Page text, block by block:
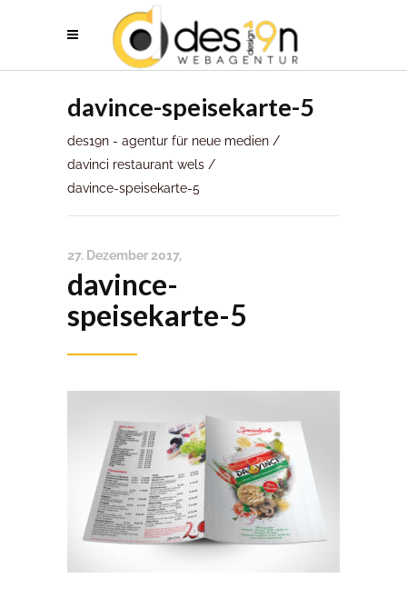
davince-speisekarte-5
des19n - agentur für neue medien /
davinci restaurant wels /
davince-speisekarte-5
27. Dezember 2017
davince-
speisekarte-5